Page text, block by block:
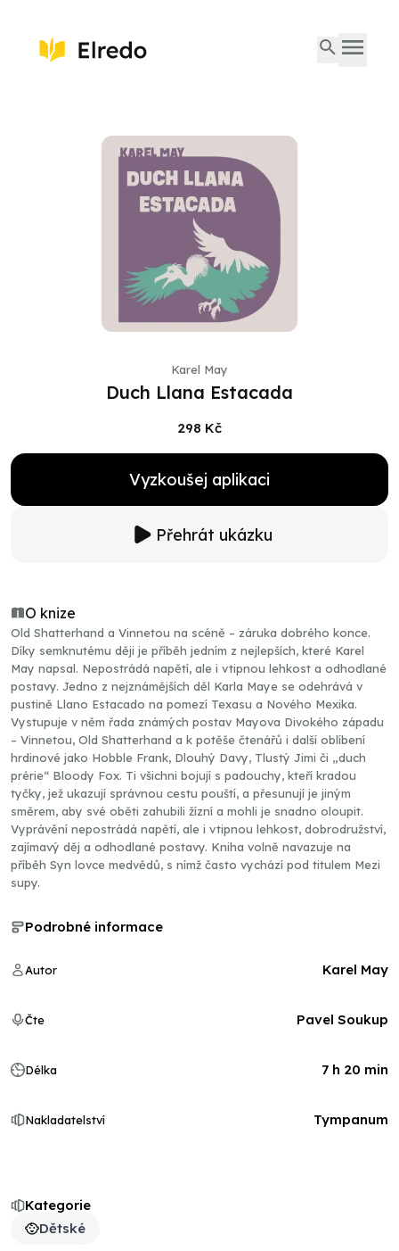
Karel May
Duch Llana Estacada
298 Kč
Vyzkoušej aplikaci
Přehrát ukázku
O knize
Old Shatterhand a Vinnetou na scéně – záruka dobrého konce.
Díky semknutému ději je příběh jedním z nejlepších, které Karel
May napsal. Nepostrádá napětí, ale i vtipnou lehkost a odhodlané
postavy. Jedno z nejznámějších děl Karla Maye se odehrává v
pustině Llano Estacado na pomezí Texasu a Nového Mexika.
Vystupuje v něm řada známých postav Mayova Divokého západu
– Vinnetou, Old Shatterhand a k potěše čtenářů i další oblíbení
hrdinové jako Hobble Frank, Dlouhý Davy, Tlustý Jimi či „duch
prérie“ Bloody Fox. Ti všichni bojují s padouchy, kteří kradou
tyčky, jež ukazují správnou cestu pouští, a přesunují je jiným
směrem, aby své oběti zahubili žízní a mohli je snadno oloupit.
Vyprávění nepostrádá napětí, ale i vtipnou lehkost, dobrodružství,
zajímavý děj a odhodlané postavy. Kniha volně navazuje na
příběh Syn lovce medvědů, s nímž často vychází pod titulem Mezi
supy.
Kategorie
Dětské
Podrobné informace
Autor Karel May
Čte Pavel Soukup
Délka 7 h 20 min
Nakladatelství Tympanum